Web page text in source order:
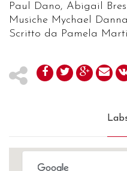
Paul Dano, Abigail
Musiche Mychael Danna
Scritto da Pamela